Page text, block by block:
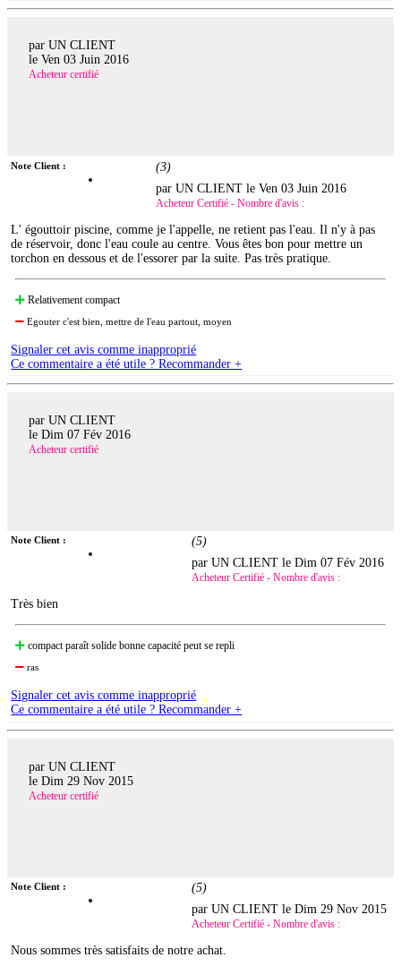
par UN CLIENT
le Ven 03 Juin 2016
Acheteur certifié
Note Client : (3)
par UN CLIENT leVen 03 Juin 2016
Acheteur Certifié - Nombre d'avis :
L' égouttoir piscine, comme je l'appelle, ne retient pas l'eau. Il n'y à pas
de réservoir, donc l'eau coule au centre. Vous êtes bon pour mettre un
torchon en dessous et de l'essorer par la suite. Pas très pratique.
Relativement compact
Egouter c'est bien, mettre de l'eau partout, moyen
Signaler cet avis comme inapproprié
Ce commentaire a été utile ? Recommander +
par UN CLIENT
le Dim 07 Fév 2016
Acheteur certifié
Note Client : (5)
par UN CLIENT leDim 07 Fév 2016
Acheteur Certifié - Nombre d'avis :
Très bien
compact paraît solide bonne capacité peut se repli
ras
Signaler cet avis comme inapproprié
Ce commentaire a été utile ? Recommander +
par UN CLIENT
le Dim 29 Nov 2015
Acheteur certifié
Note Client : (5)
par UN CLIENT leDim 29 Nov 2015
Acheteur Certifié - Nombre d'avis :
Nous sommes très satisfaits de notre achat.